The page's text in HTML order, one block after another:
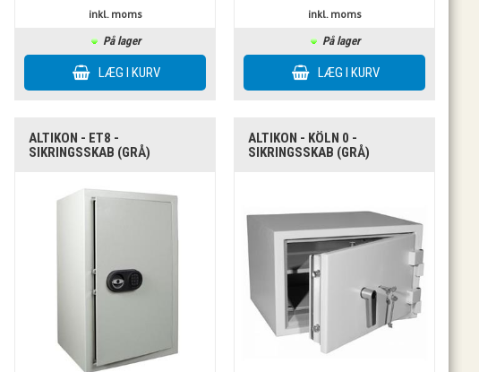
inkl. moms
På lager
inkl. moms
På lager
ALTIKON - ET8 -
SIKRINGSSKAB (GRÅ)
ALTIKON - KÖLN 0 -
SIKRINGSSKAB (GRÅ)